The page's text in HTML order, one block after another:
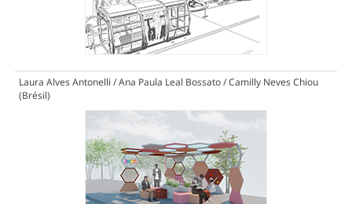
Laura Alves Antonelli / Ana Paula Leal Bossato / Camilly Neves Chiou
(Brésil)